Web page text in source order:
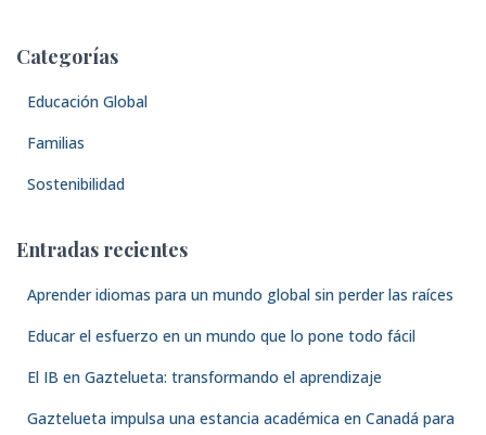
rCategorías
Educación Global
Familias
Sostenibilidad
Entradas recientes
Aprender idiomas para un mundo global sin perder las raíces
Educar el esfuerzo en un mundo que lo pone todo fácil
El IB en Gaztelueta: transformando el aprendizaje
Gaztelueta impulsa una estancia académica en Canadá para